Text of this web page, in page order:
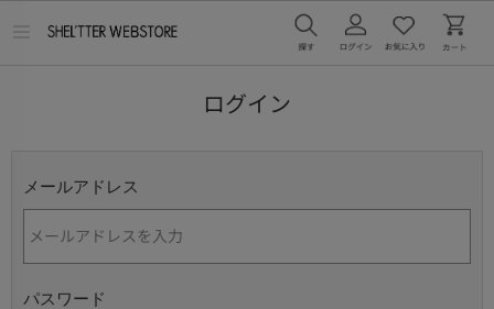
ログイン
メールアドレス
パスワード